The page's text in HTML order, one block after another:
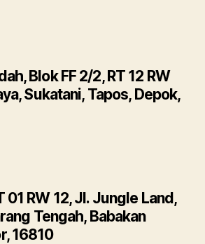
Blok FF 2/2, RT 12 RW
Sukatani, Tapos, Depok,
01 RW 12, Jl. Jungle Land,
Tengah, Babakan
16810